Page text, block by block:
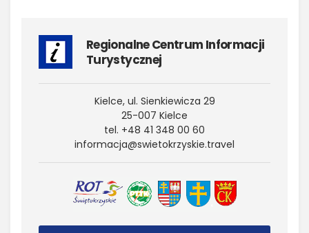
Regionalne Centrum Informacji
Turystycznej
Kielce, ul. Sienkiewicza 29
25-007 Kielce
tel. +48 41 348 00 60
informacja@​swietokrzyskie.​travel